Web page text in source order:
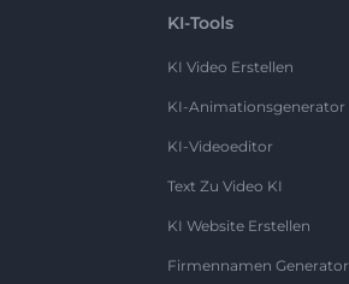
KI-Tools
KI Video Erstellen
KI-Animationsgenerator
KI-Videoeditor
Text Zu Video KI
KI Website Erstellen
Firmennamen Generator